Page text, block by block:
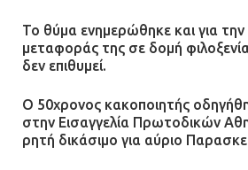
Το θύμα ενημερώθηκε και για
μεταφοράς της σε δομή
δεν επιθυμεί.
Ο 50χρονος κακοποιητής
στην Εισαγγελία Πρωτοδικών
ρητή δικάσιμο για αύριο